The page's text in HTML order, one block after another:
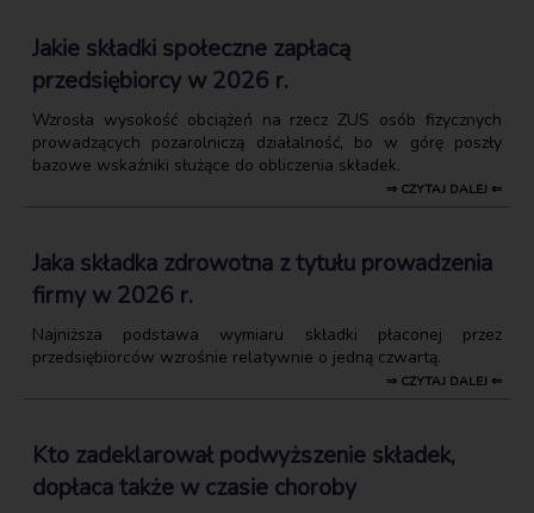
Jakie składki społeczne zapłacą
przedsiębiorcy w 2026 r.
Wzrosła wysokość obciążeń na rzecz ZUS osób fizycznych
prowadzących pozarolniczą działalność, bo w górę poszły
bazowe wskaźniki służące do obliczenia składek.
⇒ CZYTAJ DALEJ ⇐
Jaka składka zdrowotna z tytułu prowadzenia
firmy w 2026 r.
Najniższa podstawa wymiaru składki płaconej przez
przedsiębiorców wzrośnie relatywnie o jedną czwartą.
⇒ CZYTAJ DALEJ ⇐
Kto zadeklarował podwyższenie składek,
dopłaca także w czasie choroby